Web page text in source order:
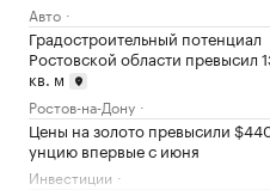
Авто
Градостроительный потенциал
Ростовской области превысил
кв. м
Ростов-на-Дону
Цены на золото превысили
унцию впервые с июня
Инвестиции